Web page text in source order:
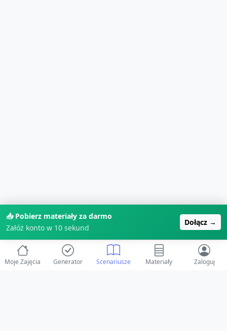
📥 Pobierz materiały za darmo
Załóż konto w 10 sekund
Dołącz →
Moje Zajęcia Generator Scenariusze Materiały Zaloguj